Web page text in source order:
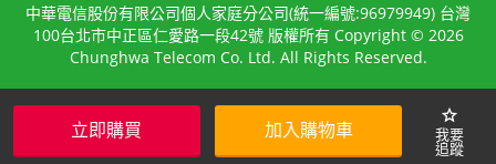
立即購買 加入購物車
star
中華電信股份有限公司個人家庭分公司(統一編號:96979949) 台灣
100台北市中正區仁愛路一段42號 版權所有 Copyright © 2026
Chunghwa Telecom Co. Ltd. All Rights Reserved.